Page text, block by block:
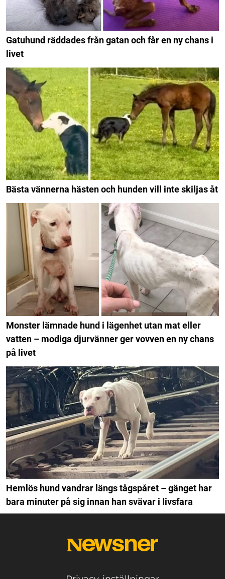
Gatuhund räddades från gatan och får en ny chans i
livet
Bästa vännerna hästen och hunden vill inte skiljas åt
Monster lämnade hund i lägenhet utan mat eller
vatten – modiga djurvänner ger vovven en ny chans
på livet
Hemlös hund vandrar längs tågspåret – gänget har
bara minuter på sig innan han svävar i livsfara